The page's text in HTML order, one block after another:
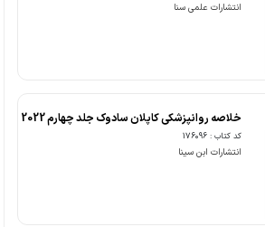
انتشارات علمی سنا
خلاصه روانپزشکی کاپلان سادوک جلد چهارم 2022
کد کتاب : 176096
انتشارات ابن سینا